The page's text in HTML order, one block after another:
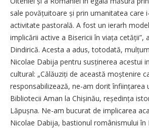
sale povățuitoare și prin umanitatea care
activitate pastorală. A fost un ierarh
implicării active a Bisericii în viața cetății”,
Dindirică. Acesta a adus, totodată,
Nicolae Dabija pentru susținerea acestui
cultural: „Călăuziți de această moștenire
responsabilizează, ne-am dorit înființarea
Bibliotecii Aman la Chișinău, reședința
Lăpușna. Ne-am bucurat de implicarea
Nicolae Dabija, bas­tionul românismului în